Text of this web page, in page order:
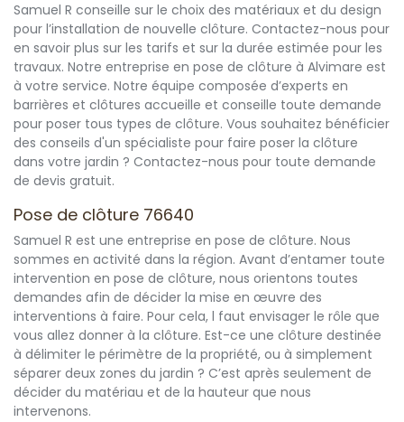
Samuel R conseille sur le choix des matériaux et du design
pour l’installation de nouvelle clôture. Contactez-nous pour
en savoir plus sur les tarifs et sur la durée estimée pour les
travaux. Notre entreprise en pose de clôture à Alvimare est
à votre service. Notre équipe composée d’experts en
barrières et clôtures accueille et conseille toute demande
pour poser tous types de clôture. Vous souhaitez bénéficier
des conseils d'un spécialiste pour faire poser la clôture
dans votre jardin ? Contactez-nous pour toute demande
de devis gratuit.
Pose de clôture 76640
Samuel R est une entreprise en pose de clôture. Nous
sommes en activité dans la région. Avant d’entamer toute
intervention en pose de clôture, nous orientons toutes
demandes afin de décider la mise en œuvre des
interventions à faire. Pour cela, l faut envisager le rôle que
vous allez donner à la clôture. Est-ce une clôture destinée
à délimiter le périmètre de la propriété, ou à simplement
séparer deux zones du jardin ? C’est après seulement de
décider du matériau et de la hauteur que nous
intervenons.